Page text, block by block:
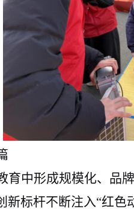
育中形成规模化、品
新标杆不断注入“红色